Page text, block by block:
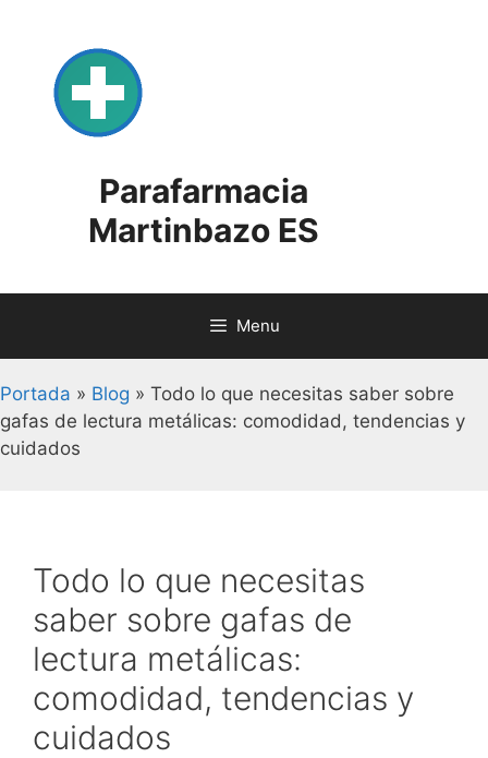
content
Parafarmacia
Martinbazo ES
Menu
Portada » Blog » Todo lo que necesitas saber sobre
gafas de lectura metálicas: comodidad, tendencias y
cuidados
Todo lo que necesitas
saber sobre gafas de
lectura metálicas:
comodidad, tendencias y
cuidados